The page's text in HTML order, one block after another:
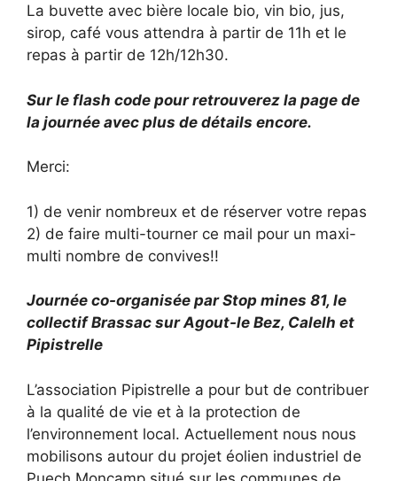
La buvette avec bière locale bio, vin bio, jus,
sirop, café vous attendra à partir de 11h et le
repas à partir de 12h/12h30.
Sur le flash code pour retrouverez la page de
la journée avec plus de détails encore.
Merci:
1) de venir nombreux et de réserver votre repas
2) de faire multi-tourner ce mail pour un maxi-
multi nombre de convives!!
Journée co-organisée par Stop mines 81, le
collectif Brassac sur Agout-le Bez, Calelh et
Pipistrelle
L’association Pipistrelle a pour but de contribuer
à la qualité de vie et à la protection de
l’environnement local. Actuellement nous nous
mobilisons autour du projet éolien industriel de